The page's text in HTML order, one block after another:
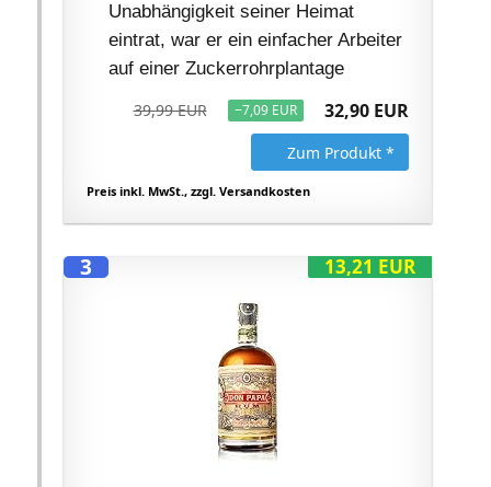
Unabhängigkeit seiner Heimat
eintrat, war er ein einfacher Arbeiter
auf einer Zuckerrohrplantage
39,99 EUR −7,09 EUR 32,90 EUR
Zum Produkt *
Preis inkl. MwSt., zzgl. Versandkosten
13,21 EUR
3